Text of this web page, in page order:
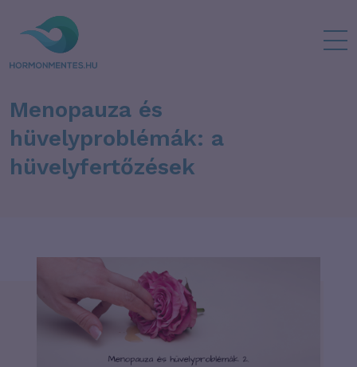
Menopauza és
hüvelyproblémák: a
hüvelyfertőzések